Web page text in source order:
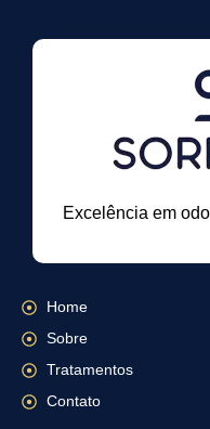
Excelência em
Home
Sobre
Tratamentos
Contato